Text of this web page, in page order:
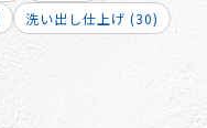
洗い出し仕上げ (30)